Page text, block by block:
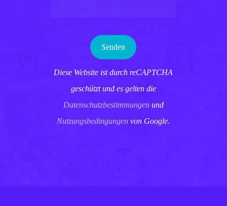
Diese Website ist durch reCAPTCHA
geschützt und es gelten die
Datenschutzbestimmungenund
Nutzungsbedingungen von Google.